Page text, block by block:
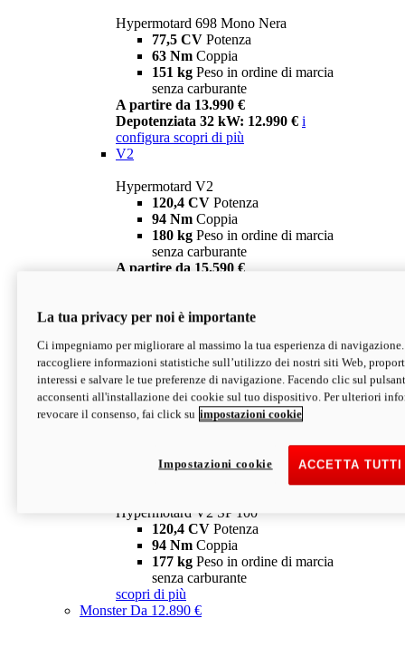
Hypermotard 698 Mono Nera
77,5 CV Potenza
63 Nm Coppia
151 kg Peso in ordine di marcia
senza carburante
A partire da 13.990 €
Depotenziata 32 kW: 12.990 € i
configura scopri di più
V2
Hypermotard V2
120,4 CV Potenza
94 Nm Coppia
180 kg Peso in ordine di marcia
senza carburante
A partire da 15.590 €
V2 SP
Hypermotard V2 SP
120,4 CVPotenza
94 NmCoppia
177 kgPeso in ordine di marcia
senza carburante
Depotenziata 35 kW: 18.890 € i
configura scopri di più
Hypermotard V2 SP 100
120,4 CV Potenza
94 Nm Coppia
177 kg Peso in ordine di marcia
senza carburante
scopri di più
MonsterDa 12.890 €
La tua privacy per noi è importante
Ci impegniamo per migliorare al massimo la tua esperienza di
raccogliere informazioni statistiche sull’utilizzo dei nostri siti Web,
interessi e salvare le tue preferenze di navigazione. Facendo clic sul
acconsenti all'installazione dei cookie sul tuo dispositivo. Per ulteriori
revocare il consenso, fai click su impostazioni cookie
ACCETTA
Impostazioni cookie